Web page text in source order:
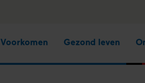
Voorkomen Gezond leven